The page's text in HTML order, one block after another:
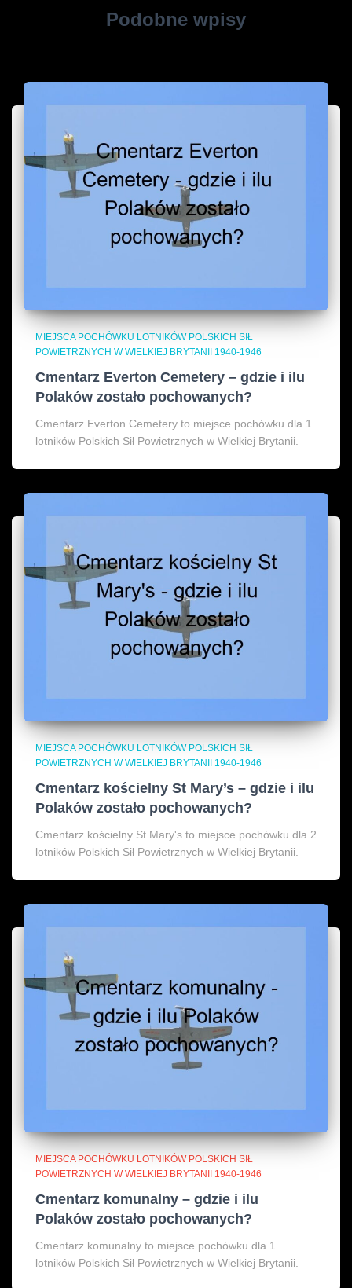
Podobne wpisy
MIEJSCA POCHÓWKU LOTNIKÓW POLSKICH SIŁ
POWIETRZNYCH W WIELKIEJ BRYTANII 1940-1946
Cmentarz Everton Cemetery – gdzie i ilu
Polaków zostało pochowanych?
Cmentarz Everton Cemetery to miejsce pochówku dla 1
lotników Polskich Sił Powietrznych w Wielkiej Brytanii.
MIEJSCA POCHÓWKU LOTNIKÓW POLSKICH SIŁ
POWIETRZNYCH W WIELKIEJ BRYTANII 1940-1946
Cmentarz kościelny St Mary’s – gdzie i ilu
Polaków zostało pochowanych?
Cmentarz kościelny St Mary's to miejsce pochówku dla 2
lotników Polskich Sił Powietrznych w Wielkiej Brytanii.
MIEJSCA POCHÓWKU LOTNIKÓW POLSKICH SIŁ
POWIETRZNYCH W WIELKIEJ BRYTANII 1940-1946
Cmentarz komunalny – gdzie i ilu
Polaków zostało pochowanych?
Cmentarz komunalny to miejsce pochówku dla 1
lotników Polskich Sił Powietrznych w Wielkiej Brytanii.